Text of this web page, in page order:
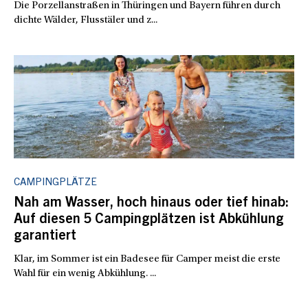
Die Porzellanstraßen in Thüringen und Bayern führen durch
dichte Wälder, Flusstäler und z...
CAMPINGPLÄTZE
Nah am Wasser, hoch hinaus oder tief hinab:
Auf diesen 5 Campingplätzen ist Abkühlung
garantiert
Klar, im Sommer ist ein Badesee für Camper meist die erste
Wahl für ein wenig Abkühlung. ...